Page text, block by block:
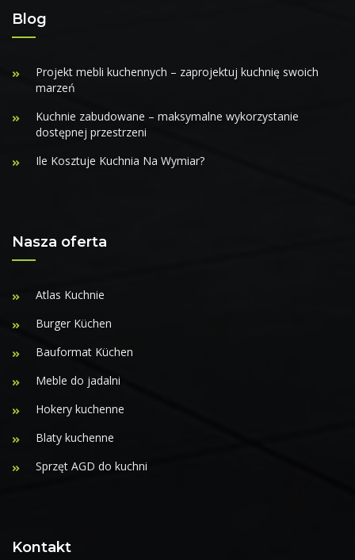
Blog
Projekt mebli kuchennych – zaprojektuj kuchnię swoich
marzeń
Kuchnie zabudowane – maksymalne wykorzystanie
dostępnej przestrzeni
Ile Kosztuje Kuchnia Na Wymiar?
Nasza oferta
Atlas Kuchnie
Burger Küchen
Bauformat Küchen
Meble do jadalni
Hokery kuchenne
Blaty kuchenne
Sprzęt AGD do kuchni
Kontakt